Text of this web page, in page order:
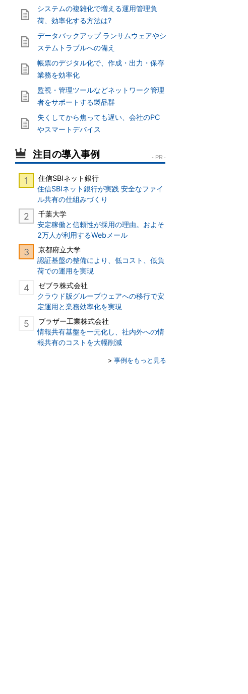
システムの複雑化で増える運用管理負
荷、効率化する方法は?
データバックアップ ランサムウェアやシ
ステムトラブルへの備え
帳票のデジタル化で、作成・出力・保存
業務を効率化
監視・管理ツールなどネットワーク管理
者をサポートする製品群
失くしてから焦っても遅い、会社のPC
やスマートデバイス